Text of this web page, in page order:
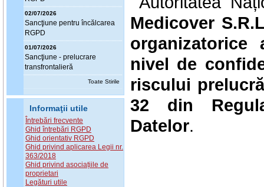
02/07/2026
Sancţiune pentru încălcarea
RGPD
01/07/2026
Sancţiune - prelucrare
transfrontalieră
Toate Stirile
Informaţii utile
Întrebări frecvente
Ghid întrebări RGPD
Ghid orientativ RGPD
Ghid privind aplicarea Legii nr.
363/2018
Ghid privind asociațiile de
proprietari
Legături utile
Medicover
organizatorice
nivel de
riscului
32 din
Datelor.